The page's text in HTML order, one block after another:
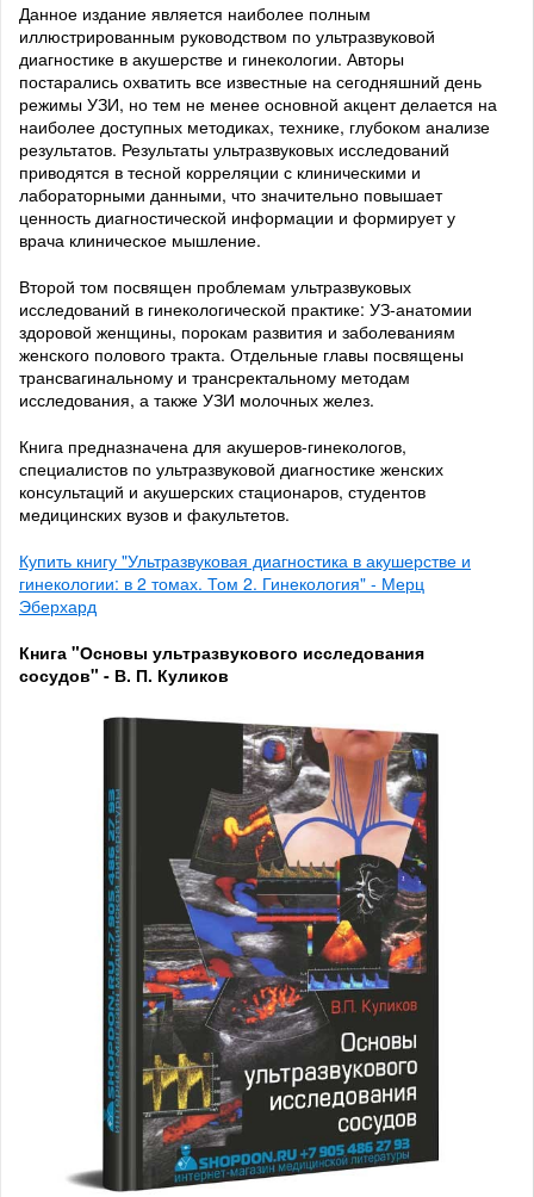
Данное издание является наиболее полным
иллюстрированным руководством по ультразвуковой
диагностике в акушерстве и гинекологии. Авторы
постарались охватить все известные на сегодняшний день
режимы УЗИ, но тем не менее основной акцент делается на
наиболее доступных методиках, технике, глубоком анализе
результатов. Результаты ультразвуковых исследований
приводятся в тесной корреляции с клиническими и
лабораторными данными, что значительно повышает
ценность диагностической информации и формирует у
врача клиническое мышление.
Второй том посвящен проблемам ультразвуковых
исследований в гинекологической практике: УЗ-анатомии
здоровой женщины, порокам развития и заболеваниям
женского полового тракта. Отдельные главы посвящены
трансвагинальному и трансректальному методам
исследования, а также УЗИ молочных желез.
Книга предназначена для акушеров-гинекологов,
специалистов по ультразвуковой диагностике женских
консультаций и акушерских стационаров, студентов
медицинских вузов и факультетов.
Купить книгу "Ультразвуковая диагностика в акушерстве и
гинекологии: в 2 томах. Том 2. Гинекология" - Мерц
Эберхард
Книга "Основы ультразвукового исследования
сосудов" - В. П. Куликов